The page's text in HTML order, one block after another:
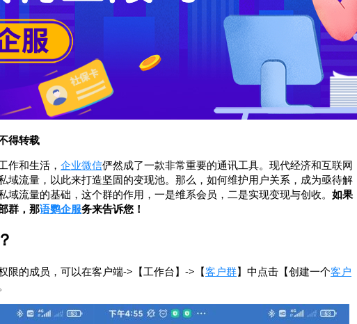
得转载
作和生活， 企业微信俨然成了一款非常重要的通讯工具。现代经济和互联网
域流量，以此来打造坚固的变现池。那么，如何维护用户关系，成为亟待解
流量的基础，这个群的作用，一是维系会员，二是实现变现与创收。 如果
群，那语鹦企服务来告诉您！
？
限的成员，可以在客户端->【工作台】->【客户群】中点击【创建一个客户